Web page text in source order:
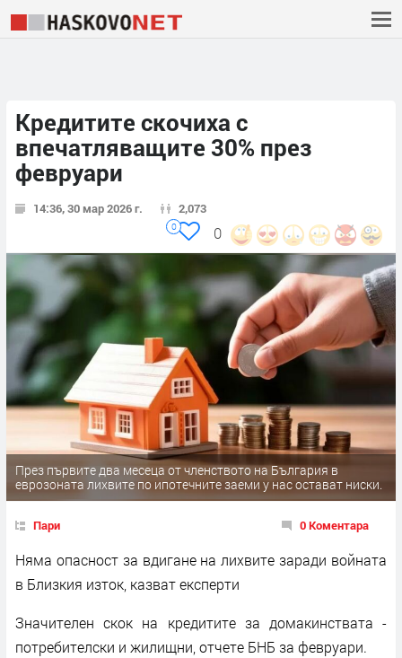
Кредитите скочиха с
впечатляващите 30% през
февруари
14:36, 30 мар 2026 г. 2,073
0
0
През първите два месеца от членството на България в
еврозоната лихвите по ипотечните заеми у нас остават ниски.
Пари 0 Коментара
Няма опасност за вдигане на лихвите заради войната
в Близкия изток, казват експерти
Значителен скок на кредитите за домакинствата -
потребителски и жилищни, отчете БНБ за февруари.